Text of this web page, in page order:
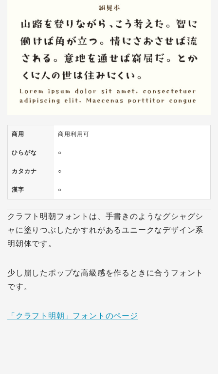
商用 商用利用可
ひらがな ○
カタカナ ○
漢字 ○
クラフト明朝フォントは、手書きのようなグシャグシ
ャに塗りつぶしたかすれがあるユニークなデザイン系
明朝体です。
少し崩したポップな高級感を作るときに合うフォント
です。
「クラフト明朝」フォントのページ